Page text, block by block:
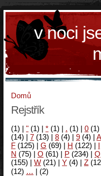
v noci
Domů
Rejstřík
(1) | " (1) | * (1) | . (1) | 0 (1)
(14) | 7 (13) | 8 (4) | 9 (4) | A
F (125) | G (69) | H (122) | I
N (75) | O (61) | P (234) | Q
(155) | W (21) | Y (4) | Z
(2)
|
…
(12)